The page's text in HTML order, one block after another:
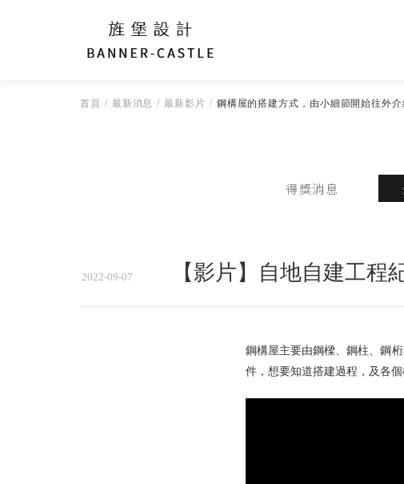
首頁 最新消息 最新影片 鋼構屋的搭建方式，由小細節開始往外
得獎消息
2022-09-07 【影片】自地自建工程
鋼構屋主要由鋼樑、鋼柱、鋼
件，想要知道搭建過程，及各